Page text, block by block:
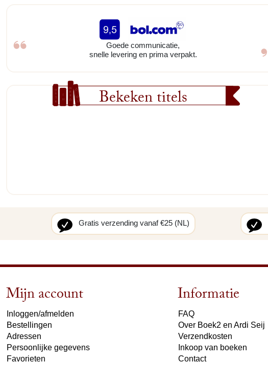
Goede communicatie,
snelle levering en prima verpakt.
Bekeken titels
Gratis verzending vanaf €25 (NL)
Mijn account
Inloggen/afmelden
Bestellingen
Adressen
Persoonlijke gegevens
Favorieten
Informatie
FAQ
Over Boek2 en Ardi Seij
Verzendkosten
Inkoop van boeken
Contact